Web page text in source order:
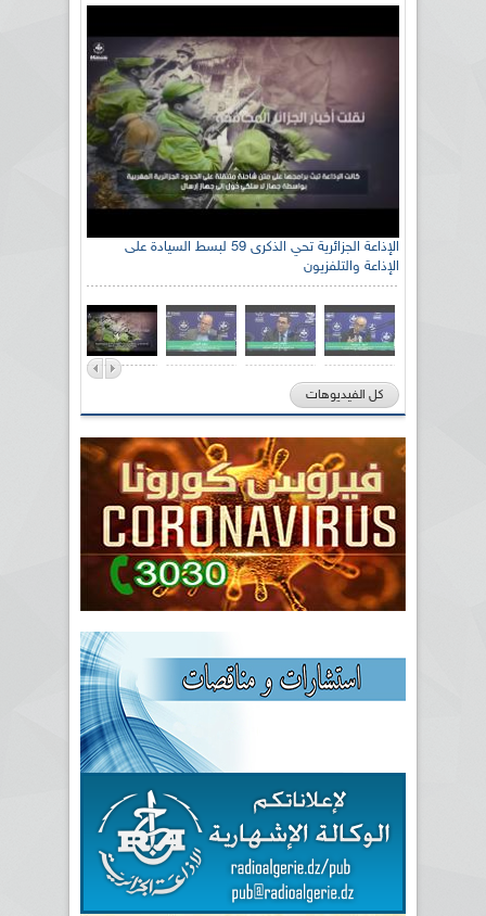
الإذاعة الجزائرية تحي الذكرى 59 لبسط السيادة على
الإذاعة والتلفزيون
كل الفيديوهات